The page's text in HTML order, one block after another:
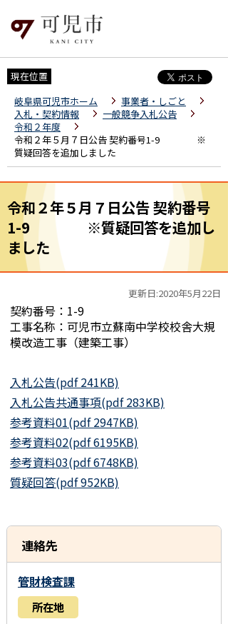
現在位置
岐阜県可児市ホーム
事業者・しごと
入札・契約情報
一般競争入札公告
令和２年度
令和２年５月７日公告 契約番号1-9 ※
質疑回答を追加しました
令和２年５月７日公告 契約番号
1-9 ※質疑回答を追加し
ました
更新日:2020年5月22日
契約番号：1-9
工事名称：可児市立蘇南中学校校舎大規
模改造工事（建築工事）
入札公告(pdf 241KB)
入札公告共通事項(pdf 283KB)
参考資料01(pdf 2947KB)
参考資料02(pdf 6195KB)
参考資料03(pdf 6748KB)
質疑回答(pdf 952KB)
連絡先
管財検査課
所在地